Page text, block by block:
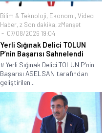
Bilim & Teknoloji, Ekonomi, Video
Haber, z Son dakika, zManşet
07/08/2026 19:04
Yerli Sığınak Delici TOLUN
P’nin Başarısı Sahnelendi
# Yerli Sığınak Delici TOLUN P’nin
Başarısı ASELSAN tarafından
geliştirilen...